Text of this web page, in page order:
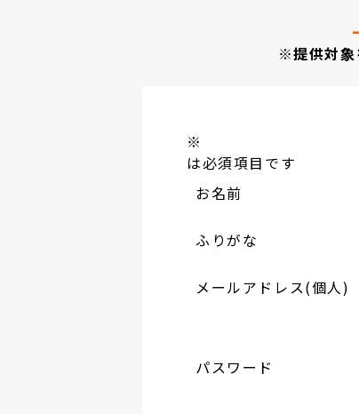
※提供対象
※
は必須項目です
お名前
ふりがな
メールアドレス(個人)
パスワード